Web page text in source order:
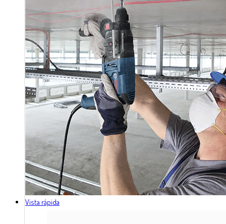
Vista rápida